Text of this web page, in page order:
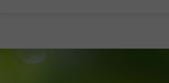
เบิล บิตคอยน์ และสกุลเงินอื่น ๆ สำหรับ
วันนี้ พรุ่งนี้ และตลอดสัปดาห์การเทรดนี้